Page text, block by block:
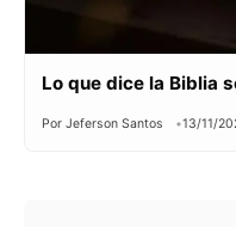
Lo que dice la Biblia
Por Jeferson Santos 13/11/